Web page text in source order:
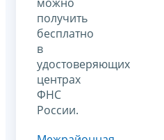
получить
бесплатно
в
удостоверяющих
центрах
ФНС
России.